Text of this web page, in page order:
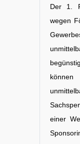
Der 1.
wegen
einer